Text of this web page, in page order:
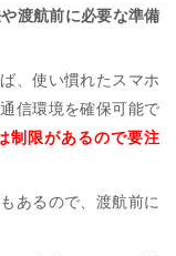
渡航前に必要な準備
、使い慣れたスマホ
信環境を確保可能で
制限があるので要注
あるので、渡航前に